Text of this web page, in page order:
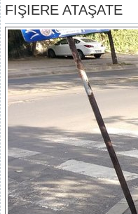
FIŞIERE ATAŞATE